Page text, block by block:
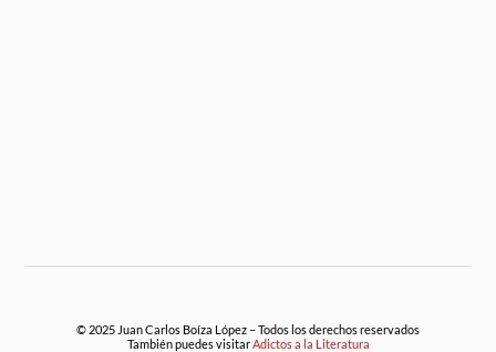
© 2025 Juan Carlos Boíza López – Todos los derechos reservados
También puedes visitarAdictos a la Literatura